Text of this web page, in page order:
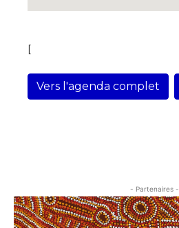
[
Vers l'agenda complet
- Partenaires -